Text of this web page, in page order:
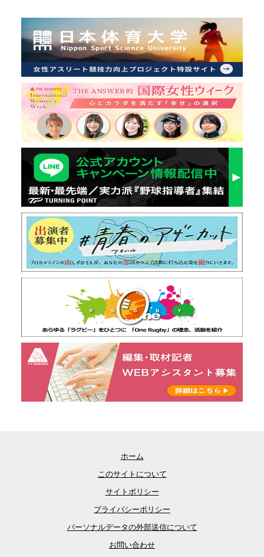
ホーム
このサイトについて
サイトポリシー
プライバシーポリシー
パーソナルデータの外部送信について
お問い合わせ